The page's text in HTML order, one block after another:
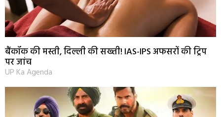
बैंकॉक की मस्ती, दिल्ली की सख्ती! IAS-IPS अफसरों की ट्रिप
पर जांच
UP Ka Agenda